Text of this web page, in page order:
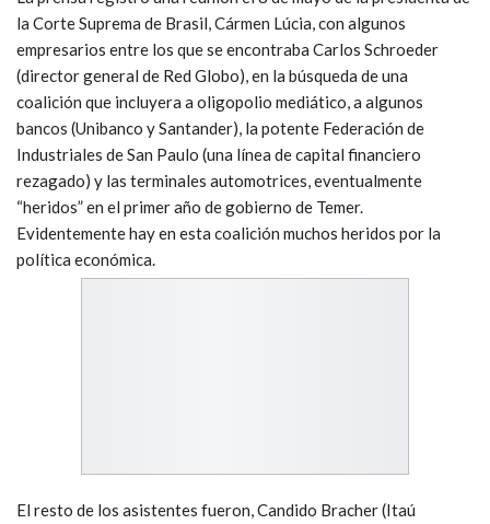
la Corte Suprema de Brasil, Cármen Lúcia, con algunos
empresarios entre los que se encontraba Carlos Schroeder
(director general de Red Globo), en la búsqueda de una
coalición que incluyera a oligopolio mediático, a algunos
bancos (Unibanco y Santander), la potente Federación de
Industriales de San Paulo (una línea de capital financiero
rezagado) y las terminales automotrices, eventualmente
“heridos” en el primer año de gobierno de Temer.
Evidentemente hay en esta coalición muchos heridos por la
política económica.
El resto de los asistentes fueron, Candido Bracher (Itaú